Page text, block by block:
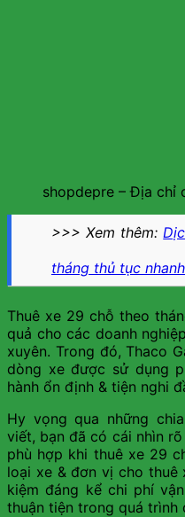
shopdepre – Địa chỉ
>>> Xem thêm:
tháng thủ tục
Thuê xe 29 chỗ theo
quả cho các doanh
xuyên. Trong đó, Thaco
dòng xe được sử dụng
hành ổn định & tiện nghi
Hy vọng qua những
viết, bạn đã có cái nhìn
phù hợp khi thuê xe 29
loại xe & đơn vị cho thuê
kiệm đáng kể chi phí
thuận tiện trong quá trình